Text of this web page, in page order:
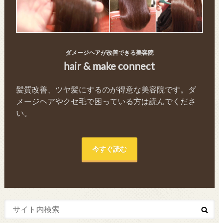
ダメージヘアが改善できる美容院
hair & make connect
髪質改善、ツヤ髪にするのが得意な美容院です。ダ
メージヘアやクセ毛で困っている方は読んでくださ
い。
今すぐ読む